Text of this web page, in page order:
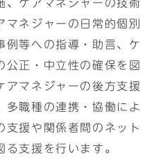
、ケアマネジャーの技術
マネジャーの日常的個別
例等への指導・助言、ケ
公正・中立性の確保を図
アマネジャーの後方支援
多職種の連携・協働によ
支援や関係者間のネット
る支援を行います。